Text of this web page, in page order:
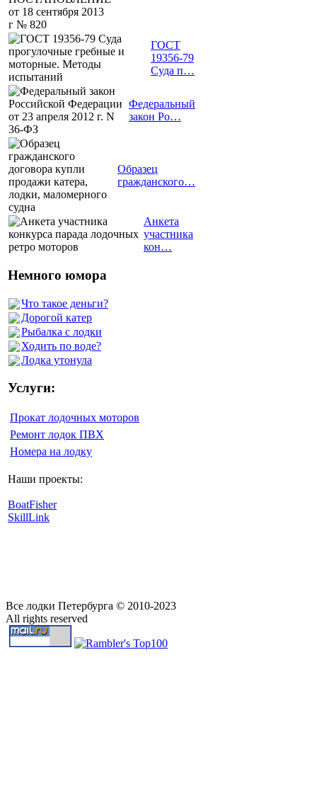
ГОСТ
19356-79
Суда п…
Федеральный
закон Ро…
Образец
гражданского…
Анкета
участника
кон…
Немного юмора
Что такое деньги?
Дорогой катер
Рыбалка с лодки
Ходить по воде?
Лодка утонула
Услуги:
Прокат лодочных моторов
Ремонт лодок ПВХ
Номера на лодку
Наши проекты:
BoatFisher
SkillLink
Все лодки Петербурга © 2010-2023
All rights reserved